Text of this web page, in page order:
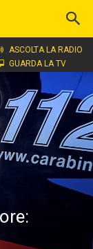
ASCOLTA LA RADIO
GUARDA LA TV